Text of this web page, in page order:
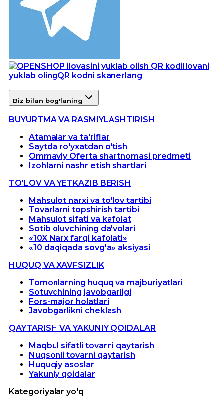
Ilovani
yuklab olingQR kodni skanerlang
Biz bilan bog'laning
BUYURTMA VA RASMIYLASHTIRISH
Atamalar va ta'riflar
Saytda ro'yxatdan o'tish
Ommaviy Oferta shartnomasi predmeti
Izohlarni nashr etish shartlari
TO'LOV VA YETKAZIB BERISH
Mahsulot narxi va to'lov tartibi
Tovarlarni topshirish tartibi
Mahsulot sifati va kafolat
Sotib oluvchining da'volari
«10X Narx farqi kafolati»
«10 daqiqada sovg'a» aksiyasi
HUQUQ VA XAVFSIZLIK
Tomonlarning huquq va majburiyatlari
Sotuvchining javobgarligi
Fors-major holatlari
Javobgarlikni cheklash
QAYTARISH VA YAKUNIY QOIDALAR
Maqbul sifatli tovarni qaytarish
Nuqsonli tovarni qaytarish
Huquqiy asoslar
Yakuniy qoidalar
Kategoriyalar yo'q